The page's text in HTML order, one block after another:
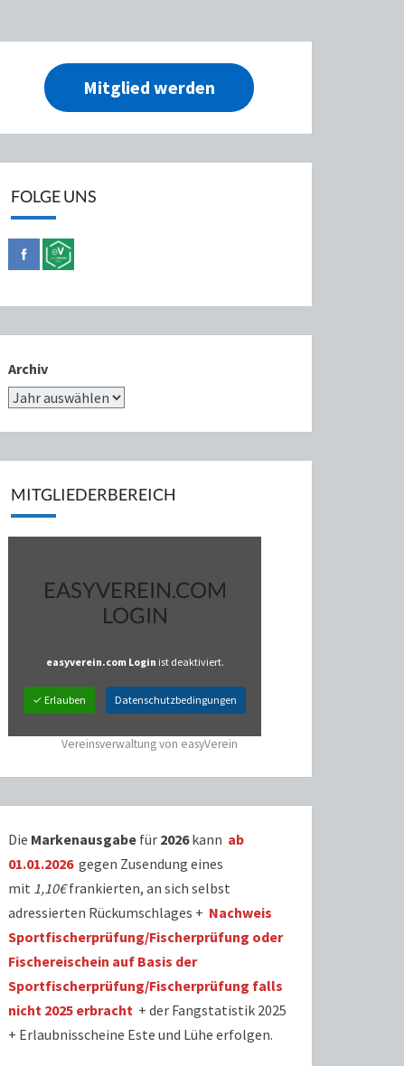
Mitglied werden
FOLGE UNS
Archiv
MITGLIEDERBEREICH
EASYVEREIN.COM
LOGIN
easyverein.com Login ist deaktiviert.
✓ Erlauben Datenschutzbedingungen
Vereinsverwaltung von easyVerein
Die Markenausgabe für 2026kann ab
01.01.2026 gegen Zusendung eines
mit 1,10€frankierten, an sich selbst
adressierten Rückumschlages + Nachweis
Sportfischerprüfung/Fischerprüfung oder
Fischereischein auf Basis der
Sportfischerprüfung/Fischerprüfung falls
nicht 2025 erbracht + der Fangstatistik 2025
+ Erlaubnisscheine Este und Lühe erfolgen.